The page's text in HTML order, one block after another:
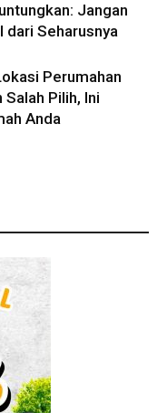
Jangan
dari Seharusnya
Perumahan
Pilih, Ini
Anda